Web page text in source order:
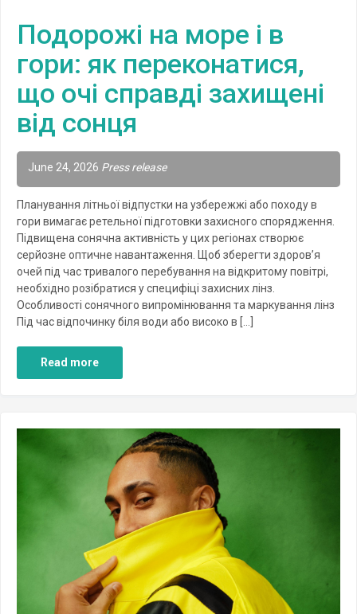
Подорожі на море і в
гори: як переконатися,
що очі справді захищені
від сонця
June 24, 2026 Press release
Планування літньої відпустки на узбережжі або походу в
гори вимагає ретельної підготовки захисного спорядження.
Підвищена сонячна активність у цих регіонах створює
серйозне оптичне навантаження. Щоб зберегти здоров’я
очей під час тривалого перебування на відкритому повітрі,
необхідно розібратися у специфіці захисних лінз.
Особливості сонячного випромінювання та маркування лінз
Під час відпочинку біля води або високо в […]
Read more